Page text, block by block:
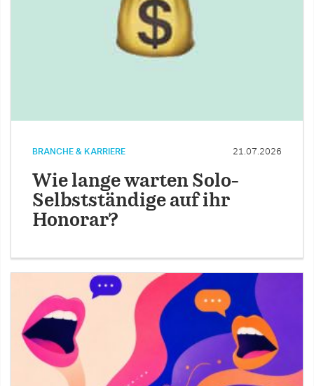
BRANCHE & KARRIERE 21.07.2026
Wie lange warten Solo-
Selbstständige auf ihr
Honorar?